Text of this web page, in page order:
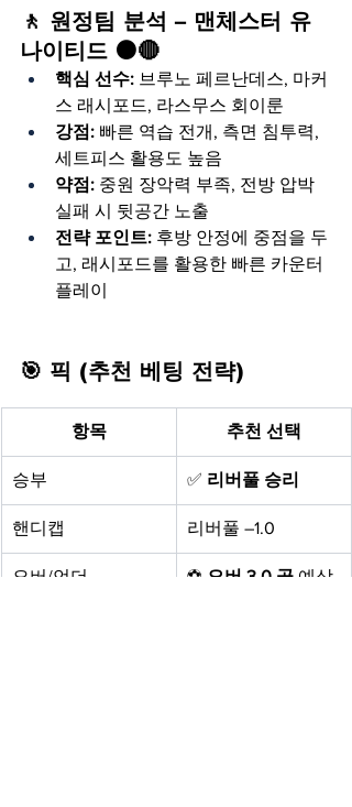
🚶 원정팀 분석 – 맨체스터 유
나이티드 ⚫🔴
핵심 선수: 브루노 페르난데스, 마커
스 래시포드, 라스무스 회이룬
강점: 빠른 역습 전개, 측면 침투력,
세트피스 활용도 높음
약점: 중원 장악력 부족, 전방 압박
실패 시 뒷공간 노출
전략 포인트: 후방 안정에 중점을 두
고, 래시포드를 활용한 빠른 카운터
플레이
🎯 픽 (추천 베팅 전략)
항목 추천 선택
승부 ✅ 리버풀 승리
핸디캡 리버풀 –1.0
오버/언더 ⚽ 오버 3.0 골 예상